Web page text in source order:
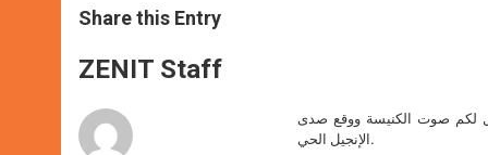
t
s
p
p
s
e
g
e
e
b
o
k
Share this Entry
ZENIT Staff
لكم صوت الكنيسة ووقع صدى
الإنجيل الحي.